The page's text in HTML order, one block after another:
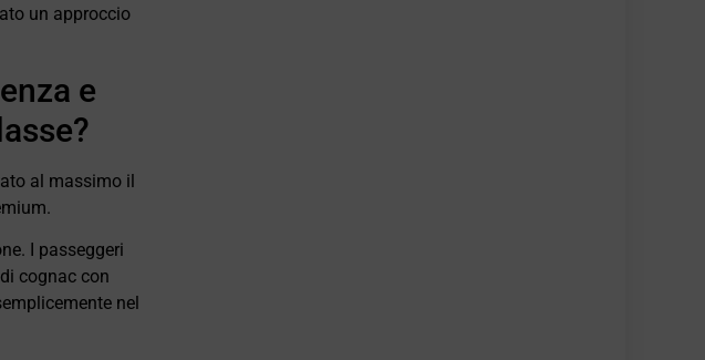
un approccio
e
al massimo il
I passeggeri
cognac con
nel